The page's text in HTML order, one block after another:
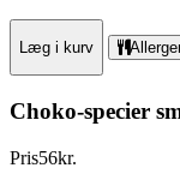
Læg i kurv
Choko-specier
Pris56kr.